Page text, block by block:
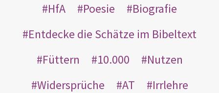
HfA
Poesie
Biografie
Entdecke die Schätze im Bibeltext
Füttern
10.000
Nutzen
Widersprüche
AT
Irrlehre